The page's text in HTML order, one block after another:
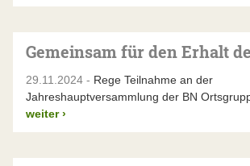
Gemeinsam für den Erhalt
29.11.2024 - Rege Teilnahme an der
Jahreshauptversammlung der BN
weiter ›